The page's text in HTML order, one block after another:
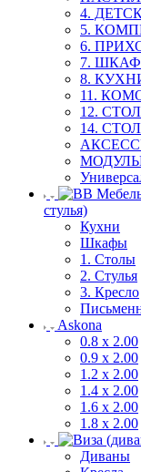
4.
5.
6.
7.
8. КУХНИ
11.
12.
14.
стулья)
Кухни
Шкафы
1. Столы
2. Стулья
3. Кресло
Askona
0.8 х 2.00
0.9 х 2.00
1.2 х 2.00
1.4 х 2.00
1.6 х 2.00
1.8 х 2.00
Диваны